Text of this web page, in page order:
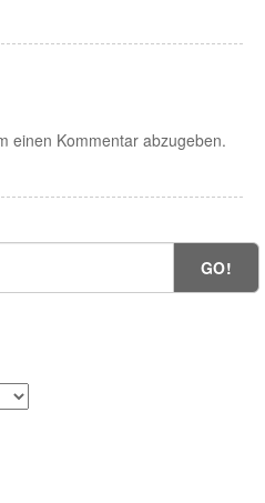
einen Kommentar abzugeben.
GO!